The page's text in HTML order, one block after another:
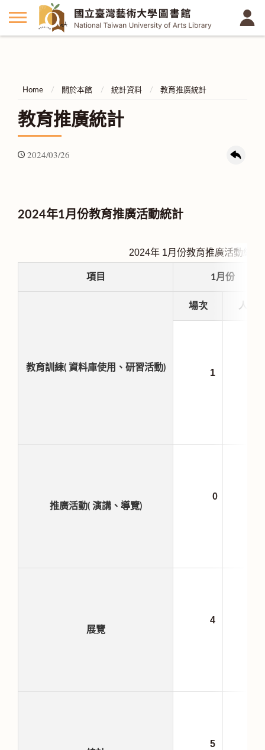
Home 關於本館 統計資料 教育推廣統計
教育推廣統計
2024/03/26
2024年1月份教育推廣活動統計
2024年 1月份教育推廣活動統計
項目 1月份
教育訓練( 資料庫使用、研習活動)
場次 人
1
推廣活動( 演講、導覽)
0
展覽
4
5